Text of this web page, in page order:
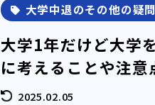
大学中退のその他の疑問
大学1年だけど大学
に考えることや注意
2025.02.05